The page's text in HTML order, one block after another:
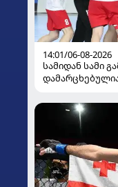
14:01/06-08-2026
სამიდან სამი